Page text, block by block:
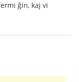
ĝin, kaj vi